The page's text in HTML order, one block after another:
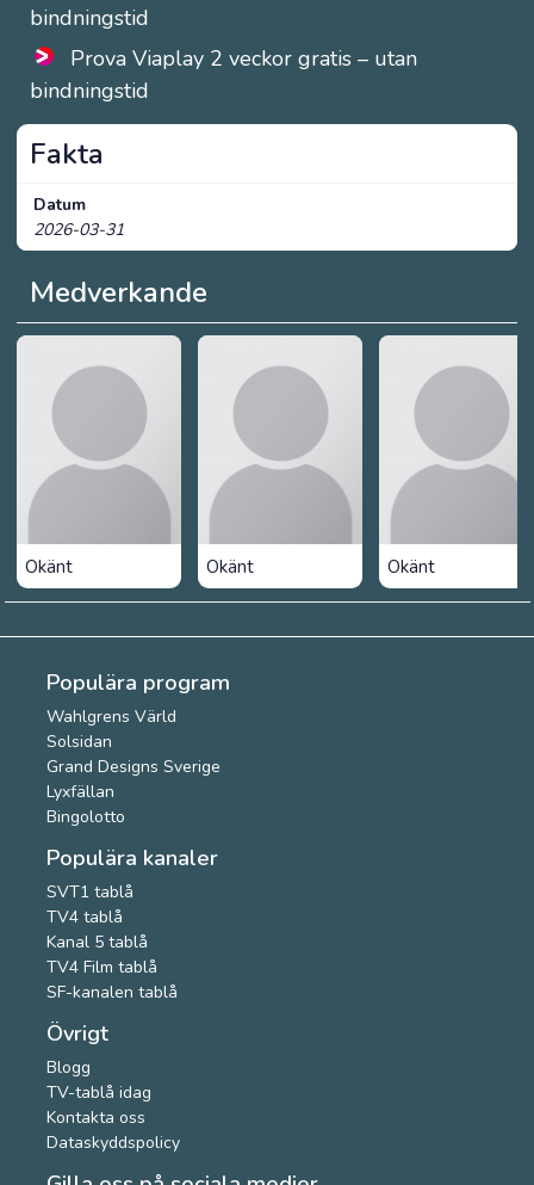
bindningstid
Prova Viaplay 2 veckor gratis – utan
bindningstid
Medverkande
Okänt Okänt Okänt
Fakta
Datum
2026-03-31
Populära program
Wahlgrens Värld
Solsidan
Grand Designs Sverige
Lyxfällan
Bingolotto
Populära kanaler
SVT1 tablå
TV4 tablå
Kanal 5 tablå
TV4 Film tablå
SF-kanalen tablå
Övrigt
Blogg
TV-tablå idag
Kontakta oss
Dataskyddspolicy